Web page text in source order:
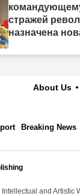
стражей
назначена
About Us
Breaking News
and Artistic